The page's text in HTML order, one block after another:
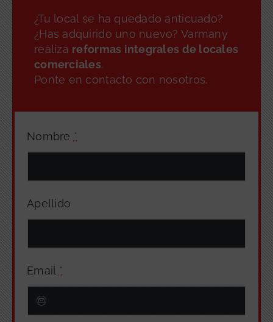
Nombre *
Apellido
Email *
¿Tu local se ha quedado anticuado?
¿Has adquirido uno nuevo? Varmany
realiza reformas integrales de locales
comerciales.
Ponte en contacto con nosotros.